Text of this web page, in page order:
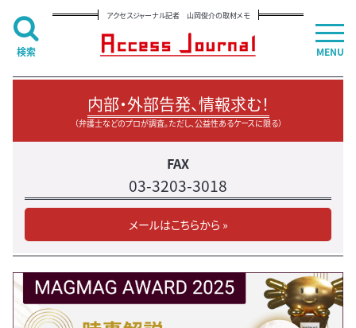
アクセスジャーナル記者 山岡俊介の取材メモ
内部・外部告発、情報求む！
（弁護士などのプロが調査。ただし、公益性あるケースに限る）
FAX
03-3203-3018
メールはこちらから »
MENU
検索